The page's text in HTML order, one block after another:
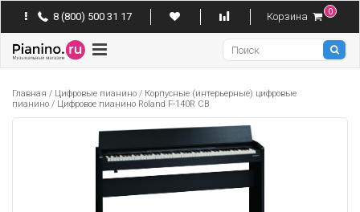
8 (800) 500 31 17 Корзина 0
Pianino
Главная / Цифровые пианино / Корпусные (интерьерные) цифровые
пианино / Цифровое пианино Roland F-140R CB